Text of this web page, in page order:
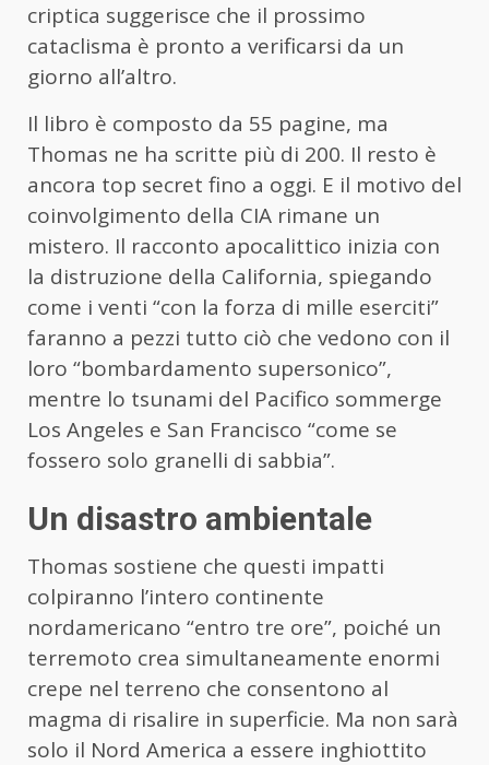
criptica suggerisce che il prossimo
cataclisma è pronto a verificarsi da un
giorno all’altro.
Il libro è composto da 55 pagine, ma
Thomas ne ha scritte più di 200. Il resto è
ancora top secret fino a oggi. E il motivo del
coinvolgimento della CIA rimane un
mistero. Il racconto apocalittico inizia con
la distruzione della California, spiegando
come i venti “con la forza di mille eserciti”
faranno a pezzi tutto ciò che vedono con il
loro “bombardamento supersonico”,
mentre lo tsunami del Pacifico sommerge
Los Angeles e San Francisco “come se
fossero solo granelli di sabbia”.
Un disastro ambientale
Thomas sostiene che questi impatti
colpiranno l’intero continente
nordamericano “entro tre ore”, poiché un
terremoto crea simultaneamente enormi
crepe nel terreno che consentono al
magma di risalire in superficie. Ma non sarà
solo il Nord America a essere inghiottito